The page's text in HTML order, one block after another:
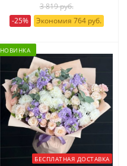
3 819 руб.
-25%
Экономия 764 руб.
НОВИНКА
БЕСПЛАТНАЯ ДОСТАВКА